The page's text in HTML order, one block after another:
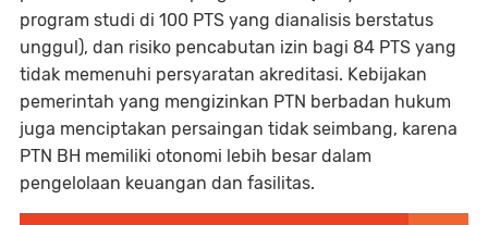
program studi di 100 PTS yang dianalisis berstatus
unggul), dan risiko pencabutan izin bagi 84 PTS yang
tidak memenuhi persyaratan akreditasi. Kebijakan
pemerintah yang mengizinkan PTN berbadan hukum
juga menciptakan persaingan tidak seimbang, karena
PTN BH memiliki otonomi lebih besar dalam
pengelolaan keuangan dan fasilitas.